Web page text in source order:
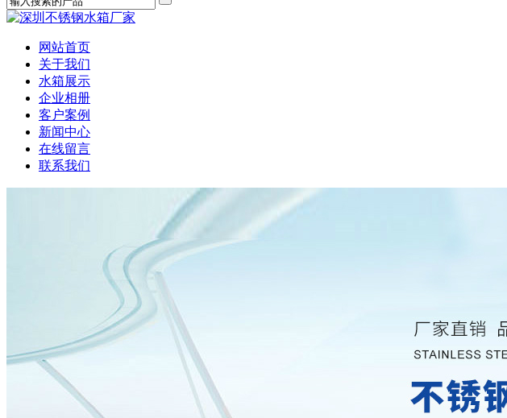
网站首页
关于我们
水箱展示
企业相册
客户案例
新闻中心
在线留言
联系我们